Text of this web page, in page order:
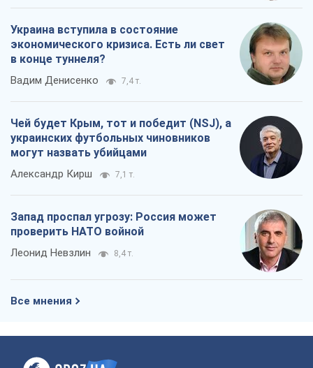
Украина вступила в состояние
экономического кризиса. Есть ли свет
в конце туннеля?
Вадим Денисенко 7,4 т.
Чей будет Крым, тот и победит (NSJ), а
украинских футбольных чиновников
могут назвать убийцами
Александр Кирш 7,1 т.
Запад проспал угрозу: Россия может
проверить НАТО войной
Леонид Невзлин 8,4 т.
Все мнения